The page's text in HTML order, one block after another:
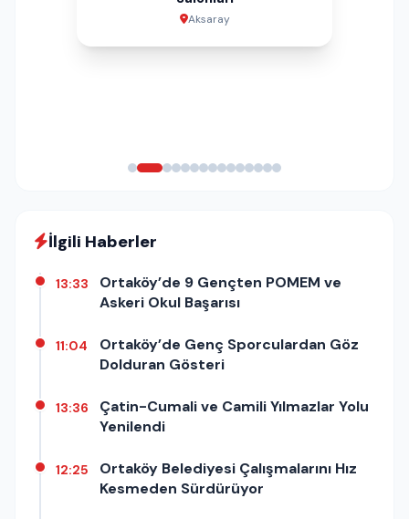
Aksaray
Aksaray
Aksaray
Aksaray
Aksaray
Aksaray
İstanbul
Aksaray
Aksaray
Aksaray
Aksaray
Aksaray
Aksaray
İlgili Haberler
13:33
Ortaköy’de 9 Gençten POMEM ve
Askeri Okul Başarısı
11:04
Ortaköy’de Genç Sporculardan Göz
Dolduran Gösteri
13:36
Çatin-Cumali ve Camili Yılmazlar Yolu
Yenilendi
12:25
Ortaköy Belediyesi Çalışmalarını Hız
Kesmeden Sürdürüyor